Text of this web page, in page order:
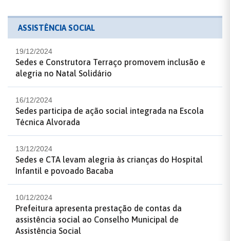
ASSISTÊNCIA SOCIAL
19/12/2024
Sedes e Construtora Terraço promovem inclusão e
alegria no Natal Solidário
16/12/2024
Sedes participa de ação social integrada na Escola
Técnica Alvorada
13/12/2024
Sedes e CTA levam alegria às crianças do Hospital
Infantil e povoado Bacaba
10/12/2024
Prefeitura apresenta prestação de contas da
assistência social ao Conselho Municipal de
Assistência Social